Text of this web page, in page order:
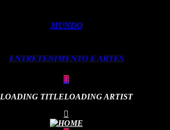
MUNDO
ENTRETENIMENTO E ARTES
LOADING TITLELOADING ARTIST